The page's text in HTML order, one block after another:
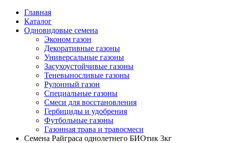
Главная
Каталог
Одновидовые семена
Эконом газон
Декоративные газоны
Универсальные газоны
Засухоустойчивые газоны
Теневыносливые газоны
Рулонный газон
Специальные газоны
Смеси для восстановления
Гербициды и удобрения
Футбольные газоны
Газонная трава и травосмеси
Семена Райграса однолетнего БИОтик 3кг